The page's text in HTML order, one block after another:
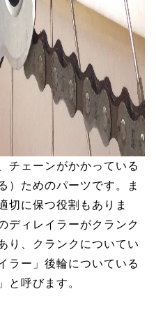
チェーンがかかっている
）ためのパーツです。ま
切に保つ役割もありま
ディレイラーがクランク
り、クランクについてい
ラー」後輪についている
と呼びます。